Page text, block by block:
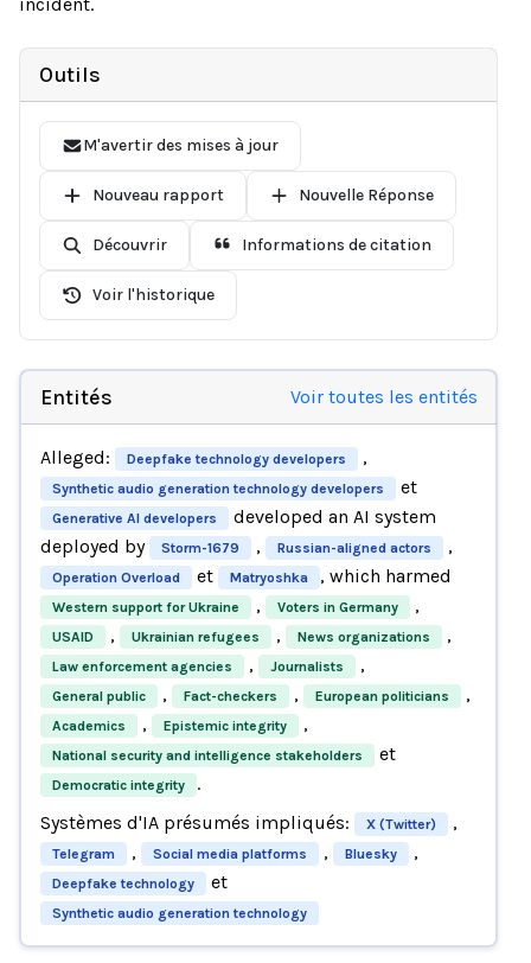
Outils
M'avertir des mises à jour
Nouveau rapport Nouvelle Réponse
Découvrir Informations de citation
Voir l'historique
Entités Voir toutes les entités
Alleged: Deepfake technology developers ,
Synthetic audio generation technology developers et
Generative AI developers
developed an AI system
deployed by
Storm-1679 , Russian-aligned actors ,
Operation Overload et Matryoshka , which harmed
Western support for Ukraine , Voters in Germany ,
USAID , Ukrainian refugees , News organizations ,
Law enforcement agencies , Journalists ,
General public , Fact-checkers , European politicians ,
Academics , Epistemic integrity ,
National security and intelligence stakeholders et
Democratic integrity
.
Systèmes d'IA présumés impliqués:
X (Twitter) ,
Telegram , Social media platforms , Bluesky ,
Deepfake technology et
Synthetic audio generation technology